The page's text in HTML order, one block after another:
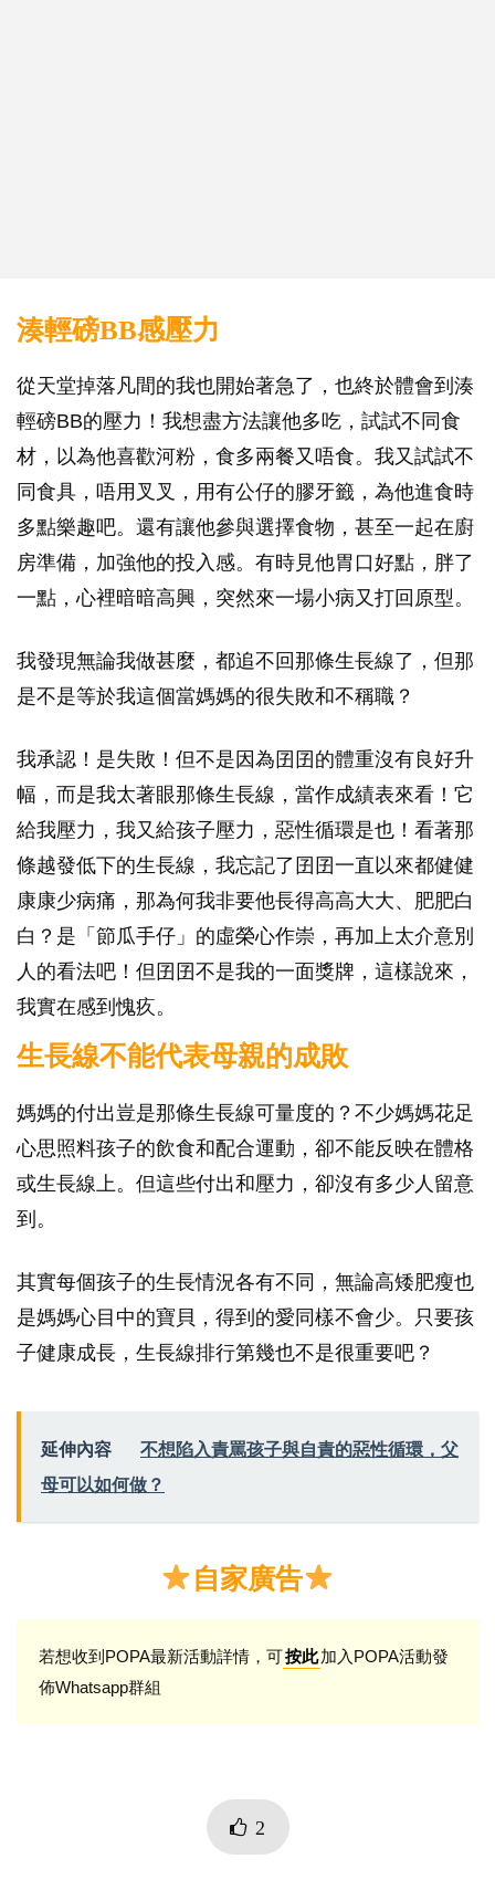
湊輕磅BB感壓力
從天堂掉落凡間的我也開始著急了，也終於體會到湊
輕磅BB的壓力！我想盡方法讓他多吃，試試不同食
材，以為他喜歡河粉，食多兩餐又唔食。我又試試不
同食具，唔用叉叉，用有公仔的膠牙籤，為他進食時
多點樂趣吧。還有讓他參與選擇食物，甚至一起在廚
房準備，加強他的投入感。有時見他胃口好點，胖了
一點，心裡暗暗高興，突然來一場小病又打回原型。
我發現無論我做甚麼，都追不回那條生長線了，但那
是不是等於我這個當媽媽的很失敗和不稱職？
我承認！是失敗！但不是因為囝囝的體重沒有良好升
幅，而是我太著眼那條生長線，當作成績表來看！它
給我壓力，我又給孩子壓力，惡性循環是也！看著那
條越發低下的生長線，我忘記了囝囝一直以來都健健
康康少病痛，那為何我非要他長得高高大大、肥肥白
白？是「節瓜手仔」的虛榮心作崇，再加上太介意別
人的看法吧！但囝囝不是我的一面獎牌，這樣說來，
我實在感到愧疚。
生長線不能代表母親的成敗
媽媽的付出豈是那條生長線可量度的？不少媽媽花足
心思照料孩子的飲食和配合運動，卻不能反映在體格
或生長線上。但這些付出和壓力，卻沒有多少人留意
到。
其實每個孩子的生長情況各有不同，無論高矮肥瘦也
是媽媽心目中的寶貝，得到的愛同樣不會少。只要孩
子健康成長，生長線排行第幾也不是很重要吧？
延伸內容
不想陷入責罵孩子與自責的惡性循環，父
母可以如何做？
自家廣告
若想收到POPA最新活動詳情，可按此加入POPA活動發
佈Whatsapp群組
2